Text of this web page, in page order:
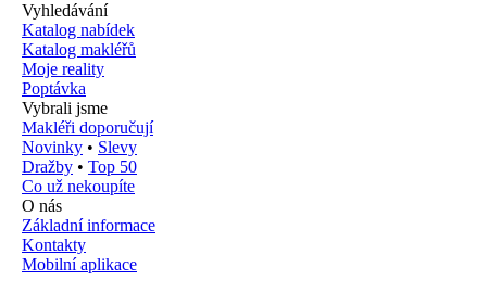
Vyhledávání
Katalog nabídek
Katalog makléřů
Moje reality
Poptávka
Vybrali jsme
Makléři doporučují
Novinky • Slevy
Dražby • Top 50
Co už nekoupíte
O nás
Základní informace
Kontakty
Mobilní aplikace